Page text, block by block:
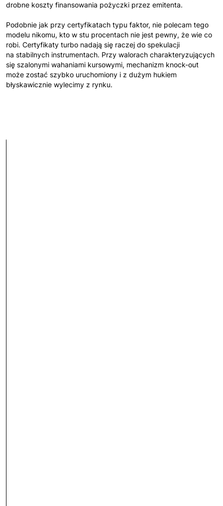
drobne koszty finansowania pożyczki przez emitenta.
Podobnie jak przy certyfikatach typu faktor, nie polecam tego
modelu nikomu, kto w stu procentach nie jest pewny, że wie co
robi. Certyfikaty turbo nadają się raczej do spekulacji
na stabilnych instrumentach. Przy walorach charakteryzujących
się szalonymi wahaniami kursowymi, mechanizm knock-out
może zostać szybko uruchomiony i z dużym hukiem
błyskawicznie wylecimy z rynku.